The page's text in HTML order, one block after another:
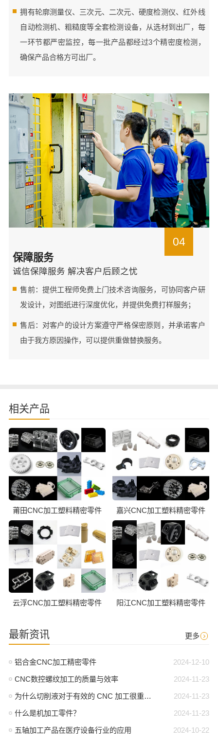
拥有轮廓测量仪、三次元、二次元、硬度检测仪、红外线
自动检测机、粗糙度等全套检测设备，从选材到出厂，每
一环节都严密监控，每一批产品都经过3个精密度检测，
确保产品合格方可出厂。
04
保障服务
诚信保障服务 解决客户后顾之忧
售前：提供工程师免费上门技术咨询服务，可协同客户研
发设计，对图纸进行深度优化，并提供免费打样服务；
售后：对客户的设计方案遵守严格保密原则，并承诺客户
由于我方原因操作，可以提供重做替换服务。
相关产品
莆田CNC加工塑料精密零件 嘉兴CNC加工塑料精密零件
云浮CNC加工塑料精密零件 阳江CNC加工塑料精密零件
最新资讯 更多
2024-12-10
铝合金CNC加工精密零件
2024-11-23
CNC数控螺纹加工的质量与效率
2024-11-23
为什么切削液对于有效的 CNC 加工很重要？
2024-11-23
什么是机加工零件？
2024-10-22
五轴加工产品在医疗设备行业的应用